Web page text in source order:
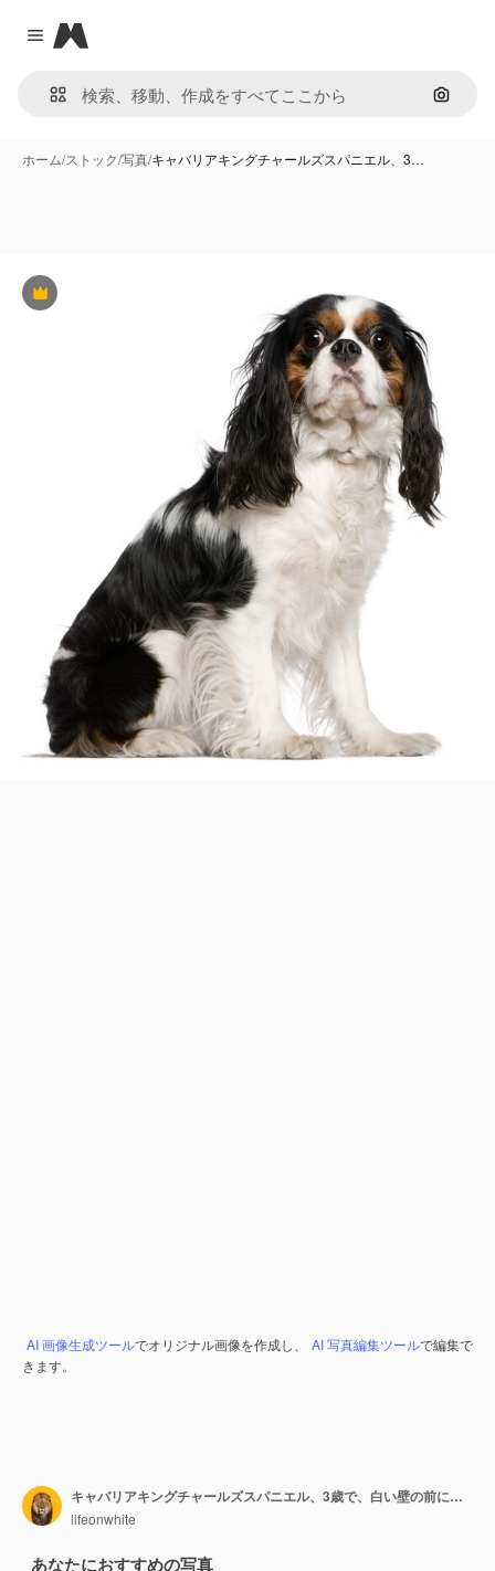
Close menu
Magnific
画像で
ホーム/ストック/写真/キャバリアキングチャールズスパニエル、3…
Premium
AI 画像生成ツールでオリジナル画像を作成し、 AI 写真編集ツールで編集で
きます。
キャバリアキングチャールズスパニエル、3歳で、白い壁の前に座っています。
lifeonwhite
あなたにおすすめの写真